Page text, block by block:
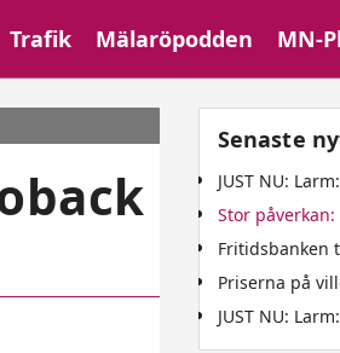
Trafik Mälaröpodden MN-
Senaste
JUST NU:
Stor påverkan:
Fritidsbanken
Priserna på
JUST NU: